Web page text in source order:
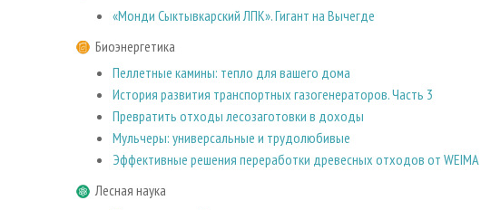
«Монди Сыктывкарский ЛПК». Гигант на Вычегде
Биоэнергетика
Пеллетные камины: тепло для вашего дома
История развития транспортных газогенераторов. Часть 3
Превратить отходы лесозаготовки в доходы
Мульчеры: универсальные и трудолюбивые
Эффективные решения переработки древесных отходов от WEIMA
Лесная наука